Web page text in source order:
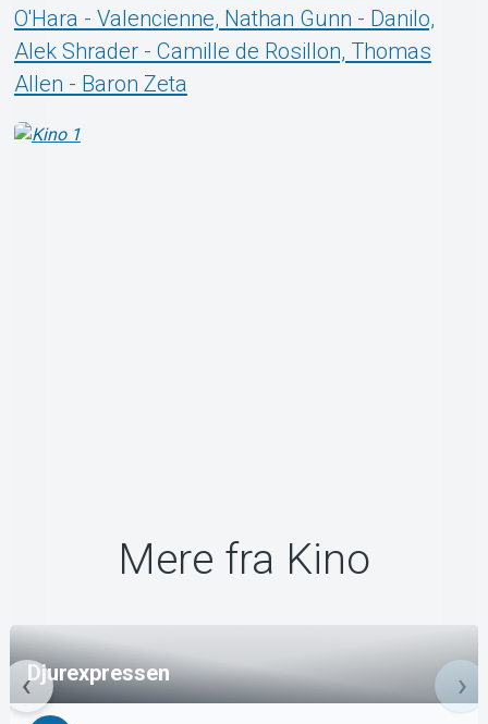
O'Hara - Valencienne, Nathan Gunn - Danilo,
Alek Shrader - Camille de Rosillon, Thomas
Allen - Baron Zeta
Mere fra Kino
Djurexpressen